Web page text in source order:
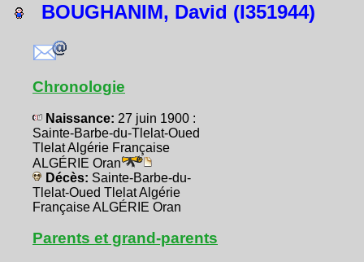
BOUGHANIM, David (I351944)
Chronologie
Naissance: 27 juin 1900 :
Sainte-Barbe-du-Tlelat-Oued
Tlelat Algérie Française
ALGÉRIE Oran
Décès: Sainte-Barbe-du-
Tlelat-Oued Tlelat Algérie
Française ALGÉRIE Oran
Parents et grand-parents